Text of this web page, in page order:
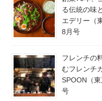
る伝統の味
エデリー
8月号
フレンチの
むフレンチ
SPOON（
号